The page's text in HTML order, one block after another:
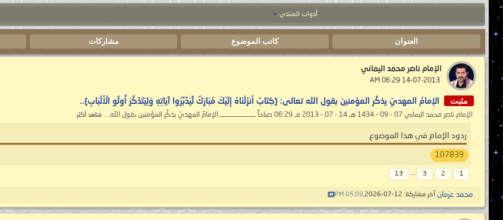
أدوات المنتدى
العنوان كاتب الموضوع مشاركات
الإمام ناصر محمد اليماني
مثبت الإمامُ المهديّ يذكِّر المؤمنين بقول الله تعالى: {كِتَابٌ أَنزَلْنَاهُ إِلَيْكَ مُبَارَكٌ لِّيَدَّبَّرُوا آيَاتِهِ وَلِيَتَذَكَّرَ أُولُو الْأَلْبَابِ}..
الإمام ناصر محمد اليماني 07 - 09 - 1434 هـ 14 - 07 - 2013 مـ 06:29 صباحاً ــــــــــــــــــــ الإمامُ المهديّ يذكِّر المؤمنين بقول الله... شاهد أكثر
ردود الإمام في هذا الموضوع
107839
1
2
3
...
13
محمد عزمان آخر مشاركة: 12-07-2026, 05:09 PM